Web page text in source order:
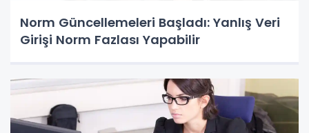
Norm Güncellemeleri Başladı: Yanlış Veri
Girişi Norm Fazlası Yapabilir